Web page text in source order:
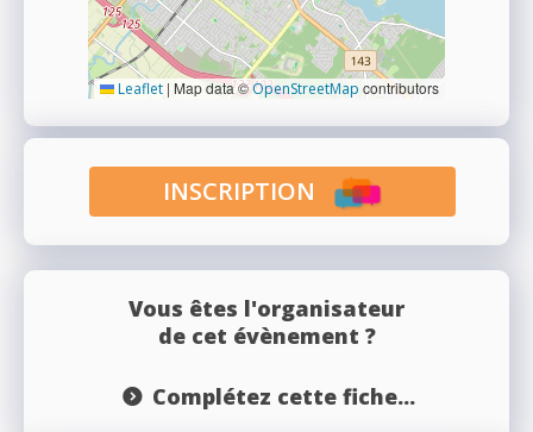
Leaflet | Map data ©OpenStreetMap contributors
INSCRIPTION
Vous êtes l'organisateur
de cet évènement ?
Complétez cette fiche...